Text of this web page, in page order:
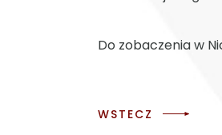
Do zobaczenia w
WSTECZ